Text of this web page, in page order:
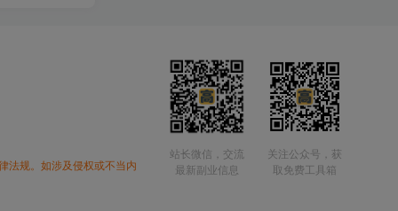
站长微信，交流
最新副业信息
关注公众号，获
取免费工具箱
法规。如涉及侵权或不当内